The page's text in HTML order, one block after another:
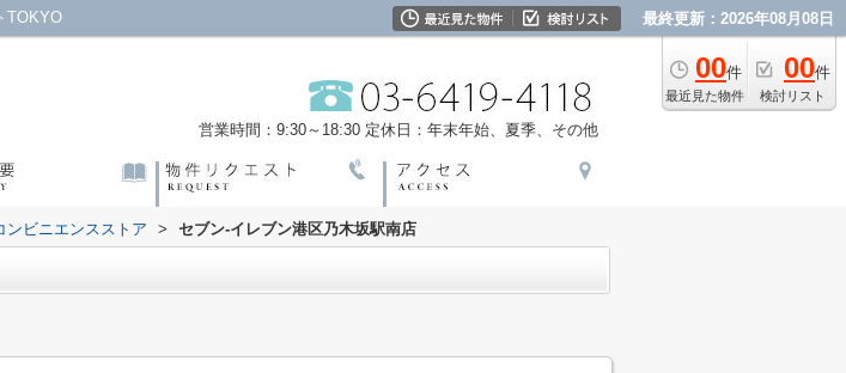
TOKYO 最終更新：2026年08月08日
00件
最近見た物件
00件
検討リスト
営業時間：9:30～18:30 定休日：年末年始、夏季、その他
ンビニエンスストア > セブン-イレブン港区乃木坂駅南店